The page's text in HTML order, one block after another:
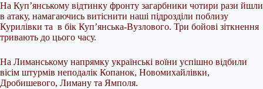
На Куп’янському відтинку фронту загарбники чотири рази йшли
в атаку, намагаючись витіснити наші підрозділи поблизу
Курилівки та в бік Куп’янська-Вузлового. Три бойові зіткнення
тривають до цього часу.
На Лиманському напрямку українські воїни успішно відбили
вісім штурмів неподалік Копанок, Новомихайлівки,
Дробишевого, Лиману та Ямполя.